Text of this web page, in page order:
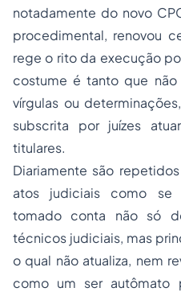
notadamente do novo
procedimental, renovou
rege o rito da execução
costume é tanto que não
vírgulas ou
subscrita por juízes
titulares.
Diariamente são repetidos
atos judiciais como se
tomado conta não só
técnicos judiciais, mas
o qual não atualiza, nem
como um ser autômato